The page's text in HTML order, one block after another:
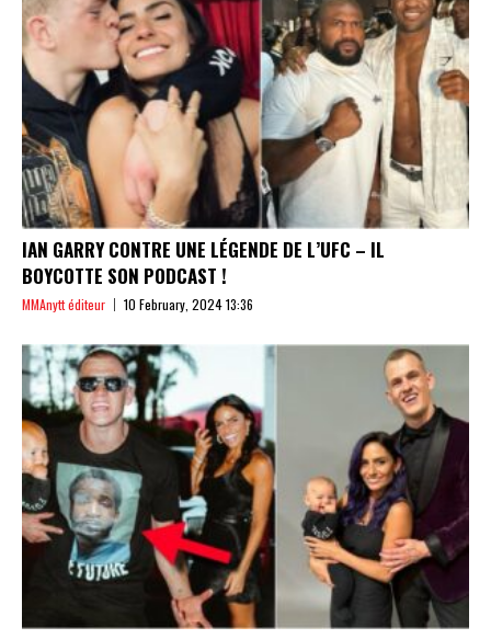
IAN GARRY CONTRE UNE LÉGENDE DE L’UFC – IL
BOYCOTTE SON PODCAST !
MMAnytt éditeur 10 February, 2024 13:36